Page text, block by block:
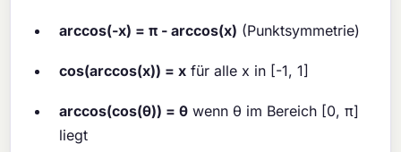
arccos(-x) = π - arccos(x) (Punktsymmetrie)
cos(arccos(x)) = x für alle x in [-1, 1]
arccos(cos(θ)) = θ wenn θ im Bereich [0, π]
liegt